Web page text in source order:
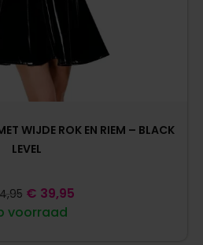
WIJDE ROK EN RIEM – BLACK
LEVEL
voorraad
€ 39,95